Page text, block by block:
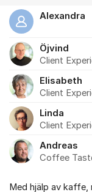
Alexandra
Öjvind
Client
Elisabeth
Client
Linda
Client
Andreas
Coffee
Med hjälp av